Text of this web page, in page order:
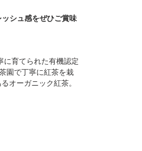
シュ感をぜひご賞味
に育てられた有機認定
園で丁寧に紅茶を栽
オーガニック紅茶。